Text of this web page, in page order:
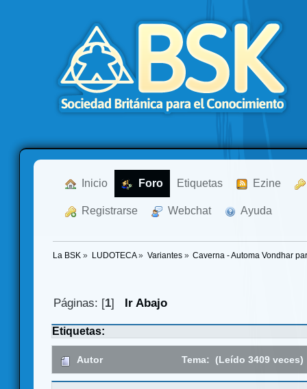
Inicio Foro Etiquetas Ezine
Registrarse Webchat Ayuda
La BSK » LUDOTECA» Variantes» Caverna - Automa Vondhar
Páginas: [1] Ir Abajo
Etiquetas:
Autor Tema: (Leído 3409 veces)